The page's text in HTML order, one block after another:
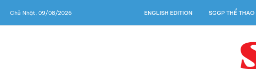
Chủ Nhật, 09/08/2026 ENGLISH EDITION SGGP THỂ THAO